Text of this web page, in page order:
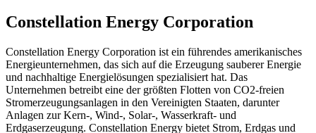
Constellation Energy Corporation
Constellation Energy Corporation ist ein führendes amerikanisches
Energieunternehmen, das sich auf die Erzeugung sauberer Energie
und nachhaltige Energielösungen spezialisiert hat. Das
Unternehmen betreibt eine der größten Flotten von CO2-freien
Stromerzeugungsanlagen in den Vereinigten Staaten, darunter
Anlagen zur Kern-, Wind-, Solar-, Wasserkraft- und
Erdgaserzeugung. Constellation Energy bietet Strom, Erdgas und